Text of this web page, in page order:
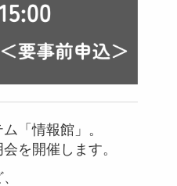
「情報館」。
を開催します。